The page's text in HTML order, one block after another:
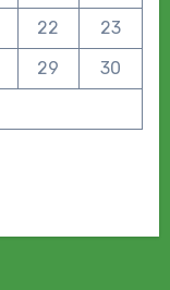
22
23
29
30